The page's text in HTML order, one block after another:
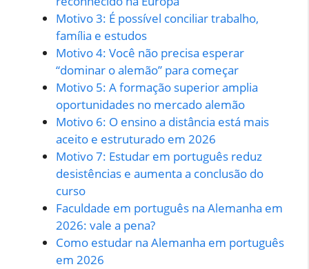
Motivo 3: É possível conciliar trabalho,
família e estudos
Motivo 4: Você não precisa esperar
“dominar o alemão” para começar
Motivo 5: A formação superior amplia
oportunidades no mercado alemão
Motivo 6: O ensino a distância está mais
aceito e estruturado em 2026
Motivo 7: Estudar em português reduz
desistências e aumenta a conclusão do
curso
Faculdade em português na Alemanha em
2026: vale a pena?
Como estudar na Alemanha em português
em 2026